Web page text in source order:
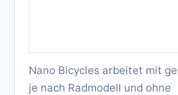
Nano Bicycles arbeitet mit
je nach Radmodell und ohne